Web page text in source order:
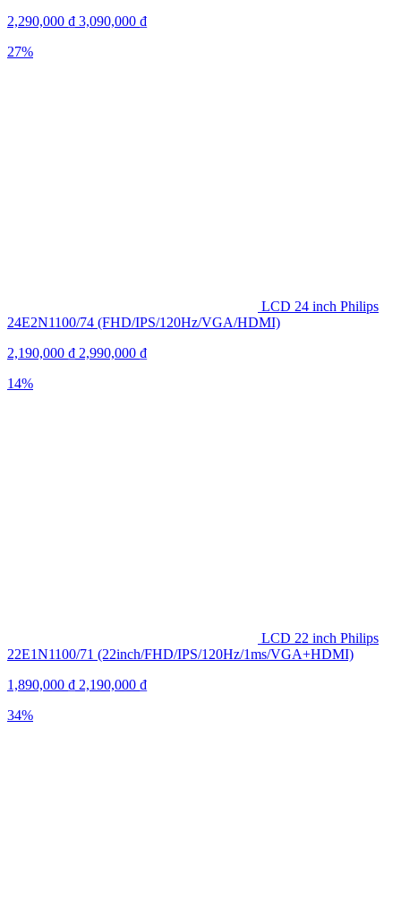
2,290,000 ₫ 3,090,000 ₫
27%
LCD 24 inch Philips
24E2N1100/74 (FHD/IPS/120Hz/VGA/HDMI)
2,190,000 ₫ 2,990,000 ₫
14%
LCD 22 inch Philips
22E1N1100/71 (22inch/FHD/IPS/120Hz/1ms/VGA+HDMI)
1,890,000 ₫ 2,190,000 ₫
34%